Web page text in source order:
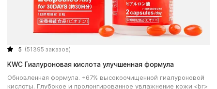
5 (51395 заказов)
KWC Гиалуроновая кислота улучшенная формула
Обновленная формула. +67% высокоочищенной гиалуроновой
кислоты. Глубокое и пролонгированное увлажнение кожи.<br>